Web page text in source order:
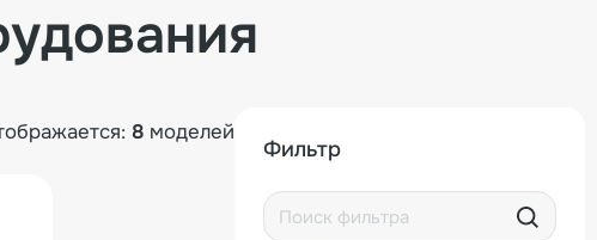
Фильтр
8 моделей